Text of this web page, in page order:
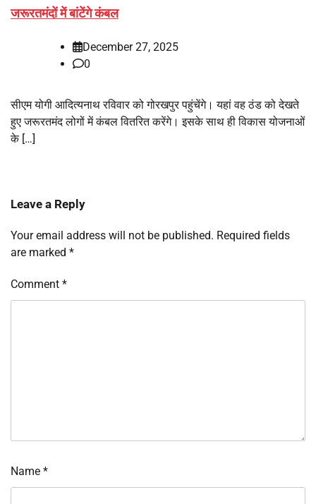
जरूरतमंदों में बांटेंगे कंबल
December 27, 2025
0
सीएम योगी आदित्यनाथ रविवार को गोरखपुर पहुंचेंगे। यहां वह ठंड को देखते
हुए जरूरतमंद लोगों में कंबल वितरित करेंगे। इसके साथ ही विकास योजनाओं
के […]
Leave a Reply
Your email address will not be published. Required fields
are marked *
Comment *
Name *